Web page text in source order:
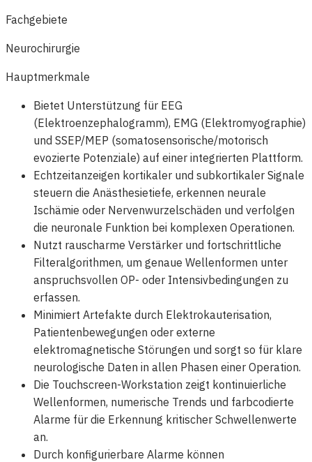
Fachgebiete
Neurochirurgie
Hauptmerkmale
Bietet Unterstützung für EEG
(Elektroenzephalogramm), EMG (Elektromyographie)
und SSEP/MEP (somatosensorische/motorisch
evozierte Potenziale) auf einer integrierten Plattform.
Echtzeitanzeigen kortikaler und subkortikaler Signale
steuern die Anästhesietiefe, erkennen neurale
Ischämie oder Nervenwurzelschäden und verfolgen
die neuronale Funktion bei komplexen Operationen.
Nutzt rauscharme Verstärker und fortschrittliche
Filteralgorithmen, um genaue Wellenformen unter
anspruchsvollen OP- oder Intensivbedingungen zu
erfassen.
Minimiert Artefakte durch Elektrokauterisation,
Patientenbewegungen oder externe
elektromagnetische Störungen und sorgt so für klare
neurologische Daten in allen Phasen einer Operation.
Die Touchscreen-Workstation zeigt kontinuierliche
Wellenformen, numerische Trends und farbcodierte
Alarme für die Erkennung kritischer Schwellenwerte
an.
Durch konfigurierbare Alarme können